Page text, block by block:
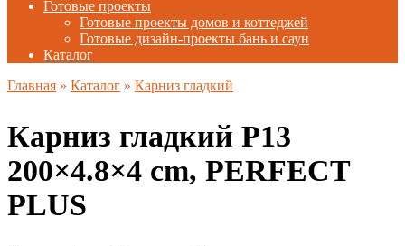
Готовые проекты
Готовые проекты домов и коттеджей
Готовые дизайн-проекты бань и саун
Каталог
Главная » Каталог » Карниз гладкий
Карниз гладкий P13
200×4.8×4 cm, PERFECT
PLUS